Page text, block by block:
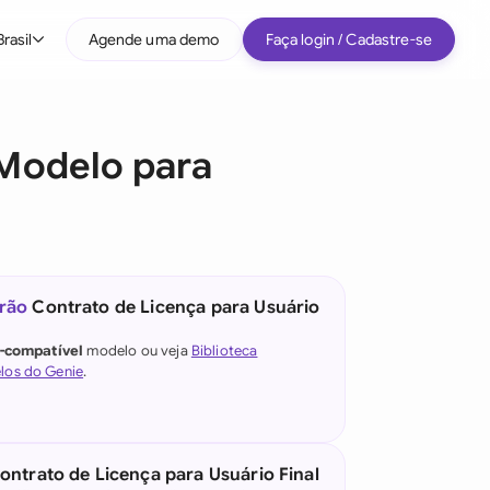
Médio porte
IA jurídica
Agende uma demo Faça login / Cadastre-se
para
Contrato de Licença para Usuário
compatível modelo ou veja Biblioteca
do Genie.
de Licença para Usuário Final